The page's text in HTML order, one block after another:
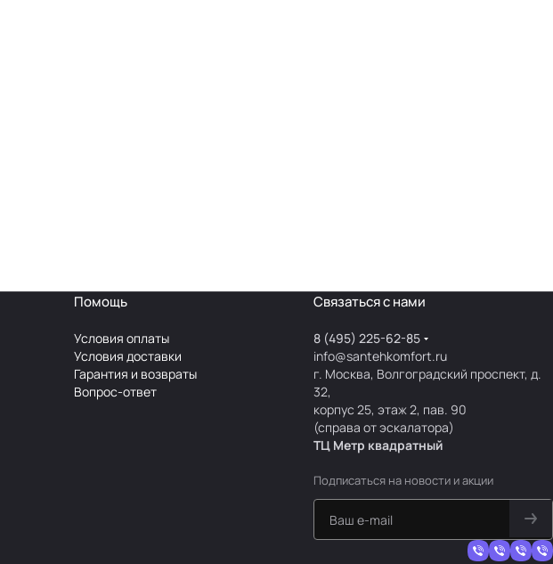
Помощь
Условия оплаты
Условия доставки
Гарантия и возвраты
Вопрос-ответ
Связаться с нами
8 (495) 225-62-85
info@santehkomfort.ru
г. Москва, Волгоградский проспект, д.
32,
корпус 25, этаж 2, пав. 90
(справа от эскалатора)
ТЦ Метр квадратный
Подписаться на новости и акции